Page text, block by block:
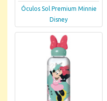
Óculos Sol Premium Minnie
Disney